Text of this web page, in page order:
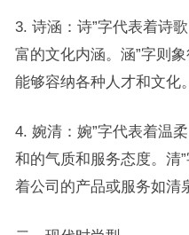
3. 诗涵：诗”字代表着诗
富的文化内涵。涵”字则
能够容纳各种人才和文化。
4. 婉清：婉”字代表着温
和的气质和服务态度。清
着公司的产品或服务如清